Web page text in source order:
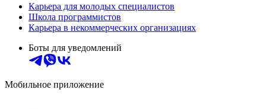
Карьера для молодых специалистов
Школа программистов
Карьера в некоммерческих организациях
Боты для уведомлений
Мобильное приложение